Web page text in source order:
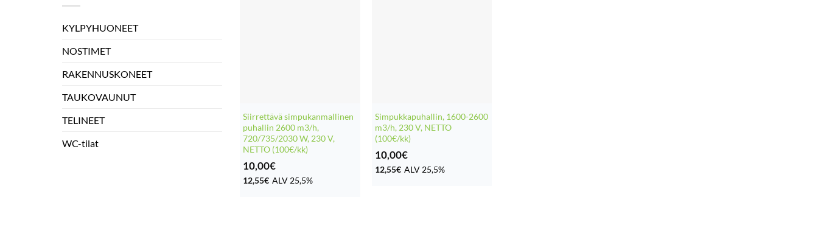
KYLPYHUONEET
NOSTIMET
RAKENNUSKONEET
TAUKOVAUNUT
TELINEET
WC-tilat
Siirrettävä simpukanmallinen
puhallin 2600 m3/h,
720/735/2030 W, 230 V,
NETTO (100€/kk)
10,00€
12,55€ ALV 25,5%
Simpukkapuhallin, 1600-2600
m3/h, 230 V, NETTO
(100€/kk)
10,00€
12,55€ ALV 25,5%